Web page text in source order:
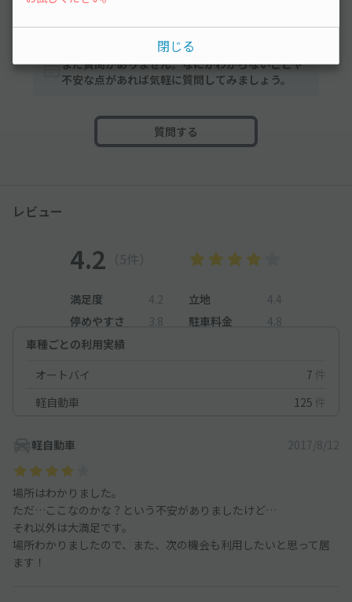
みんなの駐車場Q&A
まだ質問がありません。なにかわからないことや
不安な点があれば気軽に質問してみましょう。
質問する
レビュー
4.2 （5件）
満足度 4.2 立地
4.4
停めやすさ
3.8 駐車料金
4.8
車種ごとの利用実績
オートバイ
7 件
軽自動車
125 件
軽自動車 2017/8/12
場所はわかりました。
ただ…ここなのかな？という不安がありましたけど…
それ以外は大満足です。
場所わかりましたので、また、次の機会も利用したいと思って居
ます！
閉じる